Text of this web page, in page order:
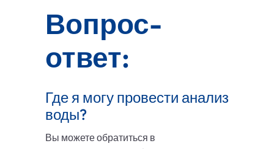
Вопрос-
ответ:
Где я могу провести анализ
воды?
Вы можете обратиться в